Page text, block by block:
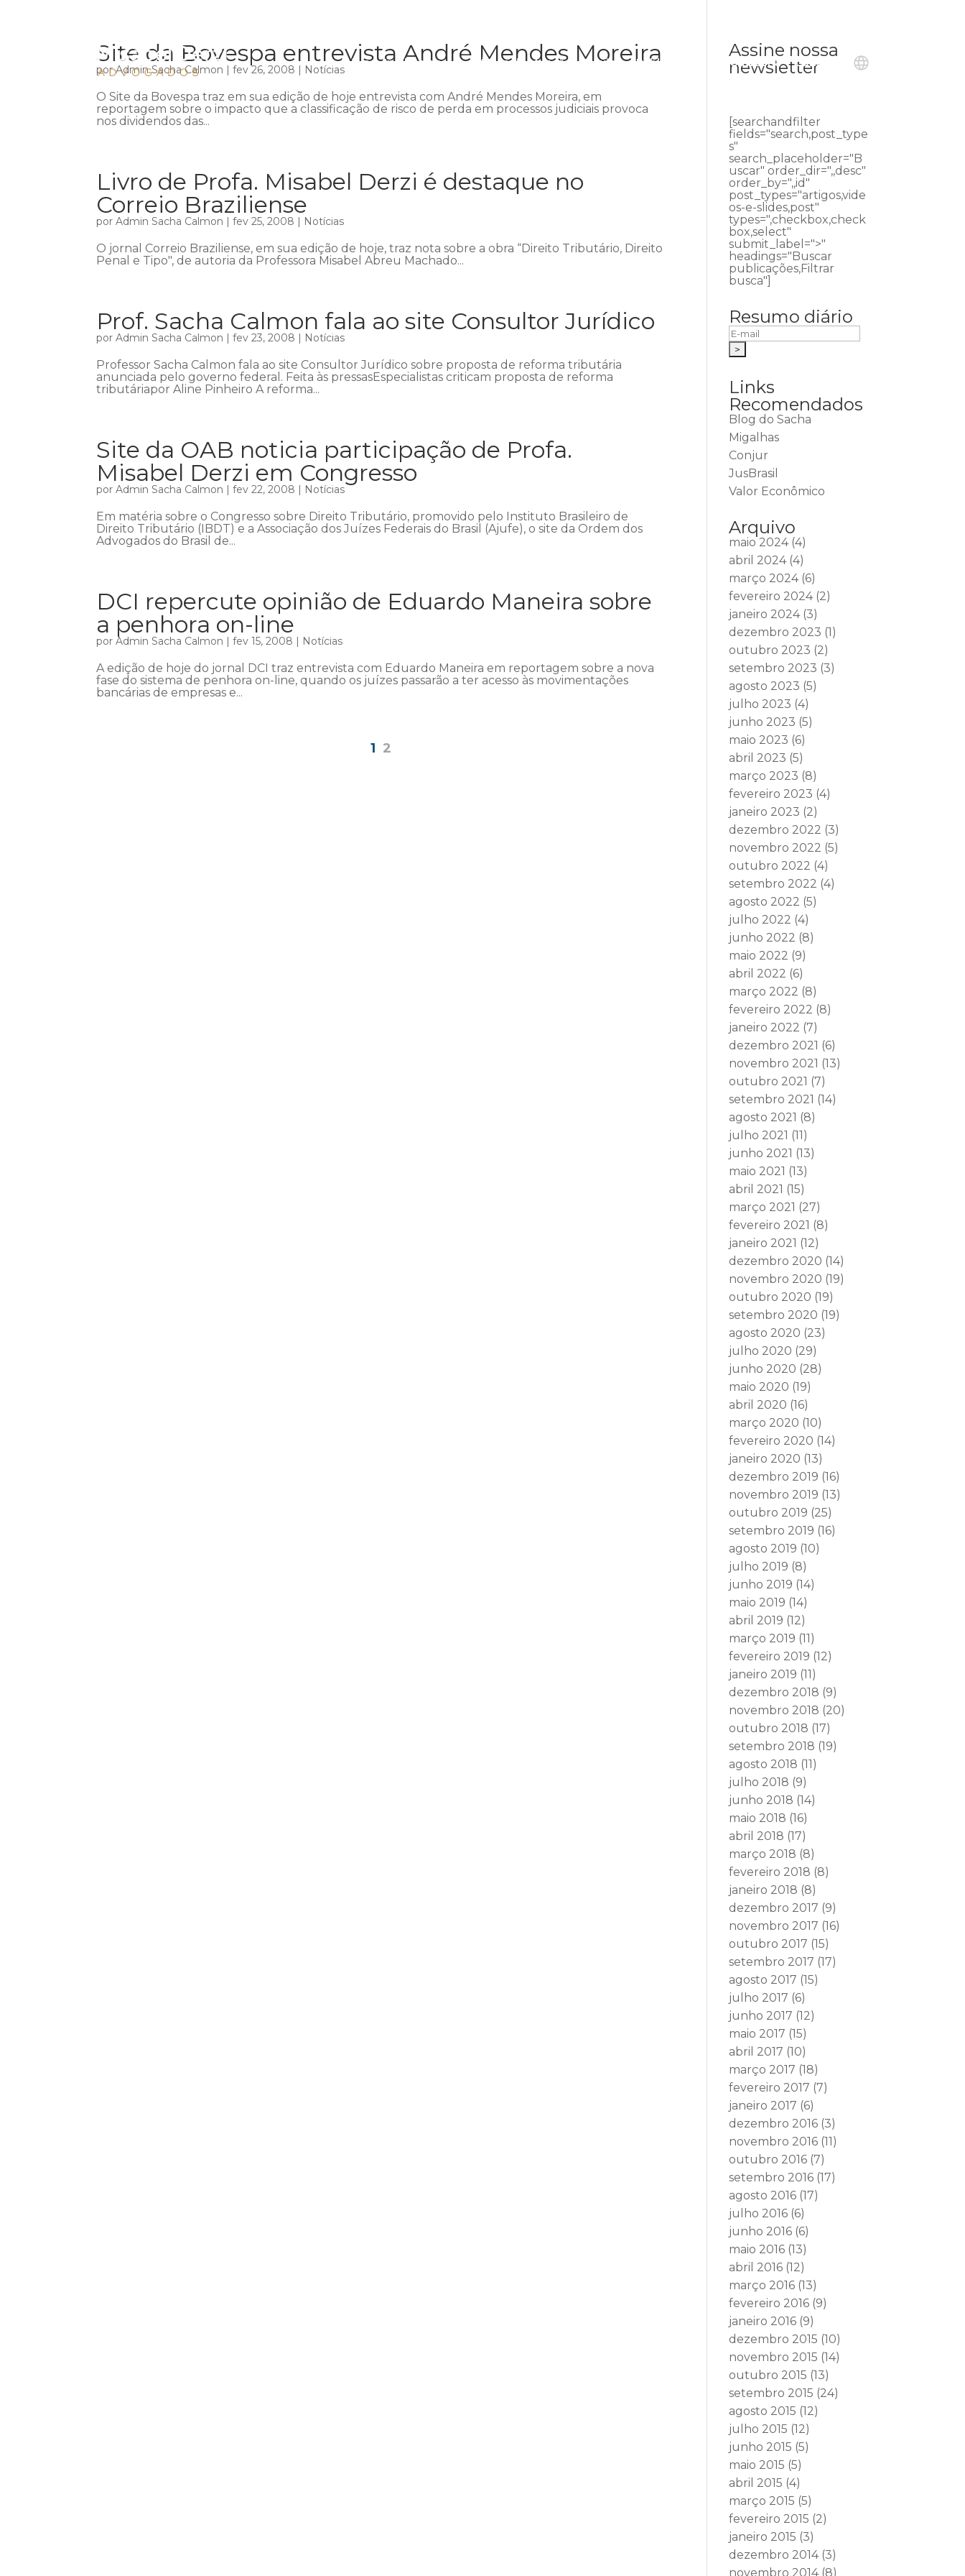
Início Institucional Áreas de atuação Equipe Publicações Ouvidoria Contato
Site da Bovespa entrevista André Mendes Moreira
porAdmin Sacha Calmon |fev 26, 2008 | Notícias
O Site da Bovespa traz em sua edição de hoje entrevista com André Mendes Moreira, em
reportagem sobre o impacto que a classificação de risco de perda em processos judiciais provoca
nos dividendos das...
Livro de Profa. Misabel Derzi é destaque no
Correio Braziliense
porAdmin Sacha Calmon |fev 25, 2008 | Notícias
O jornal Correio Braziliense, em sua edição de hoje, traz nota sobre a obra “Direito Tributário, Direito
Penal e Tipo", de autoria da Professora Misabel Abreu Machado...
Prof. Sacha Calmon fala ao site Consultor Jurídico
porAdmin Sacha Calmon |fev 23, 2008 | Notícias
Professor Sacha Calmon fala ao site Consultor Jurídico sobre proposta de reforma tributária
anunciada pelo governo federal. Feita às pressasEspecialistas criticam proposta de reforma
tributáriapor Aline Pinheiro A reforma...
Site da OAB noticia participação de Profa.
Misabel Derzi em Congresso
porAdmin Sacha Calmon |fev 22, 2008 | Notícias
Em matéria sobre o Congresso sobre Direito Tributário, promovido pelo Instituto Brasileiro de
Direito Tributário (IBDT) e a Associação dos Juízes Federais do Brasil (Ajufe), o site da Ordem dos
Advogados do Brasil de...
DCI repercute opinião de Eduardo Maneira sobre
a penhora on-line
porAdmin Sacha Calmon |fev 15, 2008 | Notícias
A edição de hoje do jornal DCI traz entrevista com Eduardo Maneira em reportagem sobre a nova
fase do sistema de penhora on-line, quando os juízes passarão a ter acesso às movimentações
bancárias de empresas e...
1 2
Assine nossa
newsletter
[searchandfilter
fields="search,post_type
s"
search_placeholder="B
uscar" order_dir=",,desc"
order_by=",,id"
post_types="artigos,vide
os-e-slides,post"
types=",checkbox,check
box,select"
submit_label=">"
headings="Buscar
publicações,Filtrar
busca"]
Resumo diário
Links
Recomendados
Blog do Sacha
Migalhas
Conjur
JusBrasil
Valor Econômico
Arquivo
maio 2024(4)
abril 2024(4)
março 2024(6)
fevereiro 2024(2)
janeiro 2024(3)
dezembro 2023 (1)
outubro 2023 (2)
setembro 2023 (3)
agosto 2023 (5)
julho 2023 (4)
junho 2023 (5)
maio 2023 (6)
abril 2023 (5)
março 2023 (8)
fevereiro 2023 (4)
janeiro 2023 (2)
dezembro 2022 (3)
novembro 2022 (5)
outubro 2022 (4)
setembro 2022 (4)
agosto 2022 (5)
julho 2022 (4)
junho 2022 (8)
maio 2022 (9)
abril 2022 (6)
março 2022 (8)
fevereiro 2022 (8)
janeiro 2022 (7)
dezembro 2021 (6)
novembro 2021 (13)
outubro 2021 (7)
setembro 2021 (14)
agosto 2021 (8)
julho 2021 (11)
junho 2021 (13)
maio 2021 (13)
abril 2021 (15)
março 2021 (27)
fevereiro 2021 (8)
janeiro 2021 (12)
dezembro 2020 (14)
novembro 2020 (19)
outubro 2020 (19)
setembro 2020 (19)
agosto 2020 (23)
julho 2020 (29)
junho 2020 (28)
maio 2020 (19)
abril 2020 (16)
março 2020 (10)
fevereiro 2020 (14)
janeiro 2020 (13)
dezembro 2019 (16)
novembro 2019 (13)
outubro 2019 (25)
setembro 2019 (16)
agosto 2019 (10)
julho 2019 (8)
junho 2019 (14)
maio 2019 (14)
abril 2019 (12)
março 2019 (11)
fevereiro 2019 (12)
janeiro 2019 (11)
dezembro 2018 (9)
novembro 2018 (20)
outubro 2018 (17)
setembro 2018 (19)
agosto 2018 (11)
julho 2018 (9)
junho 2018 (14)
maio 2018 (16)
abril 2018 (17)
março 2018 (8)
fevereiro 2018 (8)
janeiro 2018 (8)
dezembro 2017 (9)
novembro 2017 (16)
outubro 2017 (15)
setembro 2017 (17)
agosto 2017 (15)
julho 2017 (6)
junho 2017 (12)
maio 2017 (15)
abril 2017 (10)
março 2017 (18)
fevereiro 2017 (7)
janeiro 2017 (6)
dezembro 2016 (3)
novembro 2016 (11)
outubro 2016 (7)
setembro 2016 (17)
agosto 2016 (17)
julho 2016 (6)
junho 2016 (6)
maio 2016 (13)
abril 2016 (12)
março 2016 (13)
fevereiro 2016 (9)
janeiro 2016 (9)
dezembro 2015 (10)
novembro 2015 (14)
outubro 2015 (13)
setembro 2015 (24)
agosto 2015 (12)
julho 2015 (12)
junho 2015 (5)
maio 2015 (5)
abril 2015 (4)
março 2015 (5)
fevereiro 2015 (2)
janeiro 2015 (3)
dezembro 2014(3)
novembro 2014(8)